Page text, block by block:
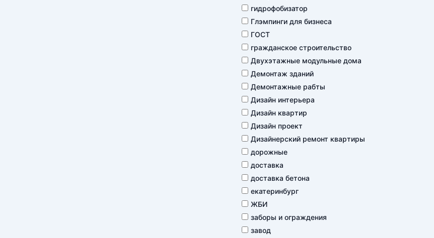
гидрофобизатор
Глэмпинги для бизнеса
ГОСТ
гражданское строительство
Двухэтажные модульные дома
Демонтаж зданий
Демонтажные рабты
Дизайн интерьера
Дизайн квартир
Дизайн проект
Дизайнерский ремонт квартиры
дорожные
доставка
доставка бетона
екатеринбург
ЖБИ
заборы и ограждения
завод